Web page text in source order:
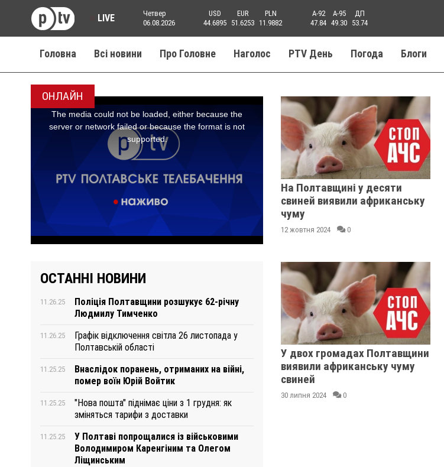
LIVE
Четвер
06.08.2026
USD
44.6895
EUR
51.6253
PLN
11.9882
A-92
47.84
A-95
49.30
ДП
53.74
Головна Всі новини Про Головне Наголос PTV День Погода Блоги
ОНЛАЙН
ОСТАННІ НОВИНИ
11.26.25
Поліція Полтавщини розшукує 62-річну
Людмилу Тимченко
11.26.25
Графік відключення світла 26 листопада у
Полтавській області
11.25.25
Внаслідок поранень, отриманих на війні,
помер воїн Юрій Войтик
11.25.25
"Нова пошта" піднімає ціни з 1 грудня: як
зміняться тарифи з доставки
11.25.25
У Полтаві попрощалися із військовими
Володимиром Каренгіним та Олегом
Ліщинським
На Полтавщині у десяти
свиней виявили африканську
чуму
12 жовтня 2024 0
У двох громадах Полтавщини
виявили африканську чуму
свиней
30 липня 2024 0